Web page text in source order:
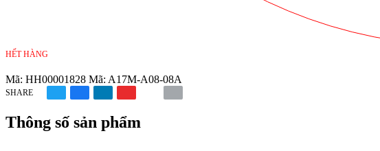
HẾT HÀNG
Mã: HH00001828 Mã: A17M-A08-08A
SHARE
Thông số sản phẩm